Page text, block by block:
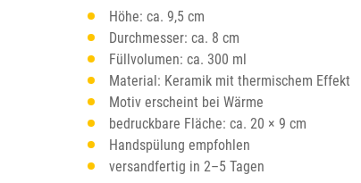
Höhe: ca. 9,5 cm
Durchmesser: ca. 8 cm
Füllvolumen: ca. 300 ml
Material: Keramik mit thermischem Effekt
Motiv erscheint bei Wärme
bedruckbare Fläche: ca. 20 × 9 cm
Handspülung empfohlen
versandfertig in 2–5 Tagen